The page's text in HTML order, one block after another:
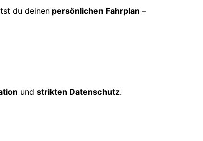
du deinen persönlichen Fahrplan –
und strikten Datenschutz.